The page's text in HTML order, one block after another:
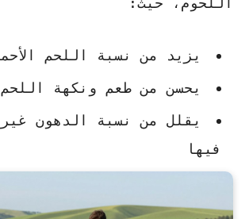
يزيد من نسبة اللحم
يحسن من طعم ونكهة اللحم
يقلل من نسبة الدهون
فيها